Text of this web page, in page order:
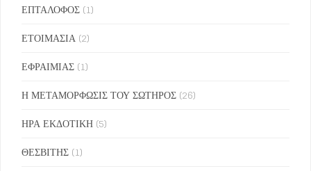
ΕΠΤΑΛΟΦΟΣ (1)
ΕΤΟΙΜΑΣΙΑ (2)
ΕΦΡΑΙΜΙΑΣ (1)
Η ΜΕΤΑΜΟΡΦΩΣΙΣ ΤΟΥ ΣΩΤΗΡΟΣ (26)
ΗΡΑ ΕΚΔΟΤΙΚΗ (5)
ΘΕΣΒΙΤΗΣ (1)